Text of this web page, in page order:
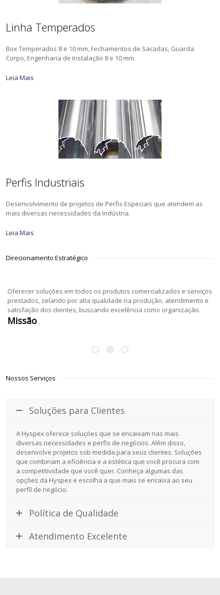
Linha Temperados
Box Temperados 8 e 10 mm, Fechamentos de Sacadas, Guarda
Corpo, Engenharia de Instalação 8 e 10 mm.
Leia Mais
Perfis Industriais
Desenvolvimento de projetos de Perfis Especiais que atendem as
mais diversas necessidades da Indústria.
Leia Mais
Direcionamento Estratégico
Oferecer soluções em todos os produtos comercializados e serviços
prestados, zelando por alta qualidade na produção, atendimento e
satisfação dos clientes, buscando excelência como organização.
Missão
Nossos Serviços
Soluções para Clientes
A Hyspex oferece soluções que se encaixam nas mais
diversas necessidades e perfis de negócios. Além disso,
desenvolve projetos sob medida para seus clientes. Soluções
que combinam a eficiência e a estética que você procura com
a competitividade que você quer. Conheça algumas das
opções da Hyspex e escolha a que mais se encaixa ao seu
perfil de negócio.
Política de Qualidade
Atendimento Excelente